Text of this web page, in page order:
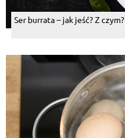
Ser burrata – jak jeść? Z czym?